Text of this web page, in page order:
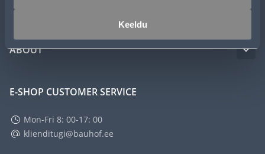
Keeldu
ABOUT
E-SHOP CUSTOMER SERVICE
Mon-Fri 8: 00-17: 00
klienditugi@bauhof.ee